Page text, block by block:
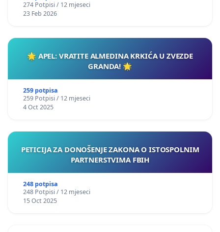
274 Potpisi / 12 mjeseci
23 Feb 2026
🌟 APEL: VRATITE ALMEDINA KRKIĆA U ZVEZDE
GRANDA! 🌟
259 potpisa
259 Potpisi / 12 mjeseci
4 Oct 2025
PETICIJA ZA DONOŠENJE ZAKONA O ISTOSPOLNIM
PARTNERSTVIMA FBIH
248 potpisa
248 Potpisi / 12 mjeseci
15 Oct 2025